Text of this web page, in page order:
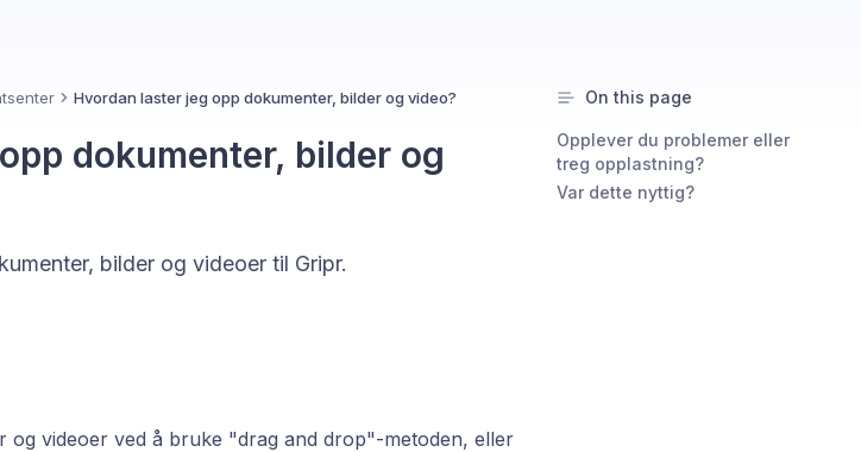
Hvordan laster jeg opp dokumenter, bilder og video?
dokumenter, bilder og
bilder og videoer til Gripr.
og videoer ved å bruke "drag and drop"-metoden, eller
On this page
Opplever du problemer eller
treg opplastning?
Var dette nyttig?